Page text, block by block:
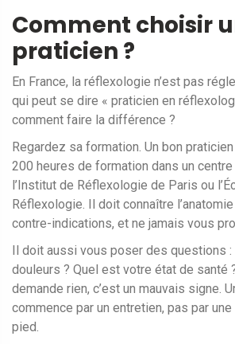
Comment choisir
praticien ?
En France, la réflexologie n’est pas
qui peut se dire « praticien en
comment faire la différence ?
Regardez sa formation. Un bon
200 heures de formation dans un centre
l’Institut de Réflexologie de Paris ou
Réflexologie. Il doit connaître
contre-indications, et ne jamais vous
Il doit aussi vous poser des questions
douleurs ? Quel est votre état de santé
demande rien, c’est un mauvais signe.
commence par un entretien, pas par
pied.